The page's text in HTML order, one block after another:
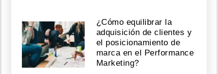
¿Cómo equilibrar la
adquisición de clientes y
el posicionamiento de
marca en el Performance
Marketing?